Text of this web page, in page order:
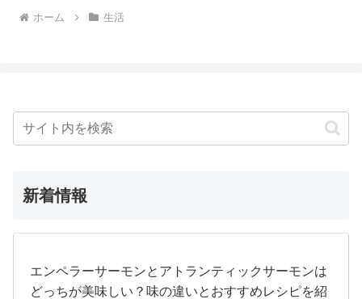
ホーム 生活
新着情報
エンペラーサーモンとアトランティックサーモンは
どっちが美味しい？味の違いとおすすめレシピを紹